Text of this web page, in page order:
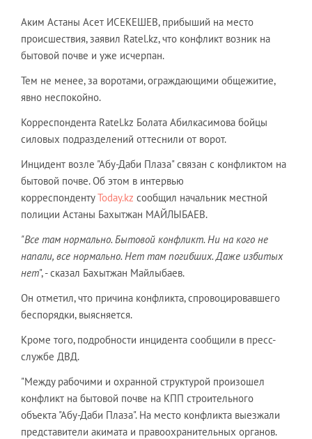
Аким Астаны Асет ИСЕКЕШЕВ, прибыший на место
происшествия, заявил Ratel.kz, что конфликт возник на
бытовой почве и уже исчерпан.
Тем не менее, за воротами, ограждающими общежитие,
явно неспокойно.
Корреспондента Ratel.kz Болата Абилкасимова бойцы
силовых подразделений оттеснили от ворот.
Инцидент возле "Абу-Даби Плаза" связан с конфликтом на
бытовой почве. Об этом в интервью
корреспондентуToday.kz сообщил начальник местной
полиции Астаны Бахытжан МАЙЛЫБАЕВ.
"Все там нормально. Бытовой конфликт. Ни на кого не
напали, все нормально. Нет там погибших. Даже избитых
нет", - сказал Бахытжан Майлыбаев.
Он отметил, что причина конфликта, спровоцировавшего
беспорядки, выясняется.
Кроме того, подробности инцидента сообщили в пресс-
службе ДВД.
"Между рабочими и охранной структурой произошел
конфликт на бытовой почве на КПП строительного
объекта "Абу-Даби Плаза". На место конфликта выезжали
представители акимата и правоохранительных органов.